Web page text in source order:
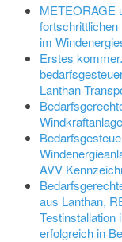
METEORAGE
im
Erstes
Lanthan
AVV
aus Lanthan,
Testinstallation
erfolgreich in